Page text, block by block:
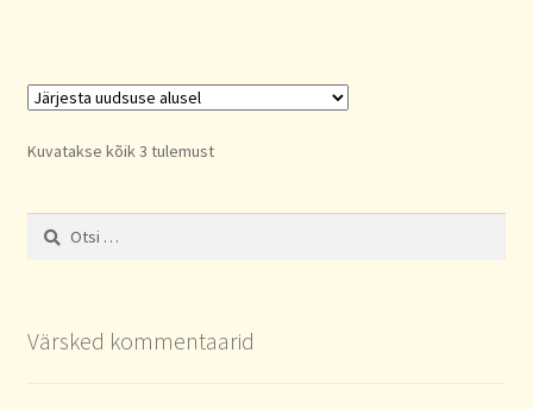
Kuvatakse kõik 3 tulemustSorted
Otsi:
Värsked kommentaarid